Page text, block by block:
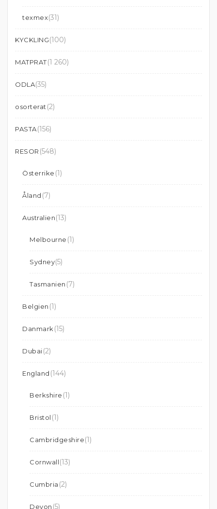
texmex(31)
KYCKLING(100)
MATPRAT(1 260)
ODLA(35)
osorterat (2)
PASTA(156)
RESOR (548)
Österrike (1)
Åland (7)
Australien(13)
Melbourne (1)
Sydney(5)
Tasmanien (7)
Belgien (1)
Danmark (15)
Dubai(2)
England (144)
Berkshire (1)
Bristol (1)
Cambridgeshire(1)
Cornwall(13)
Cumbria (2)
Devon (5)